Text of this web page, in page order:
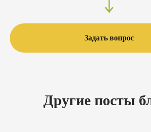
Задать вопрос
Другие посты